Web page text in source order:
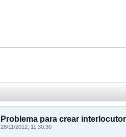
Problema para crear
28/11/2012, 11:30:30